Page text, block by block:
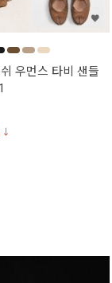
우먼스 타비 샌들